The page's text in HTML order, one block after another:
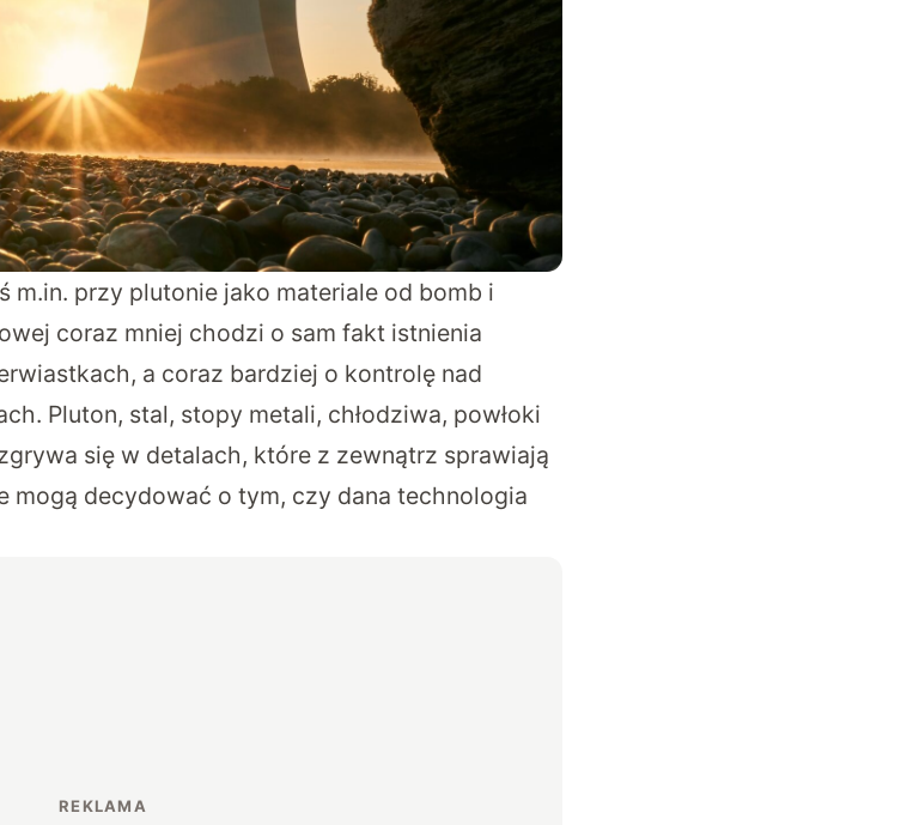
m.in. przy plutonie jako materiale od bomb i
coraz mniej chodzi o sam fakt istnienia
a coraz bardziej o kontrolę nad
Pluton, stal, stopy metali, chłodziwa, powłoki
się w detalach, które z zewnątrz sprawiają
mogą decydować o tym, czy dana technologia